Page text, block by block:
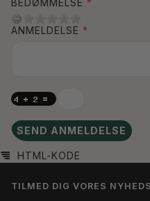
BEDØMMELSE
ANMELDELSE
SEND ANMELDELSE
HTML-KODE
TILMED DIG VORES